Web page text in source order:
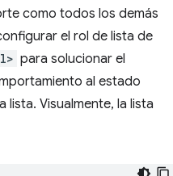
como todos los demás
el rol de lista de
para solucionar el
al estado
lista. Visualmente, la lista